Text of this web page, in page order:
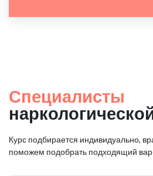
Специалисты
Курс подбирается индивидуально,
поможем подобрать подходящий